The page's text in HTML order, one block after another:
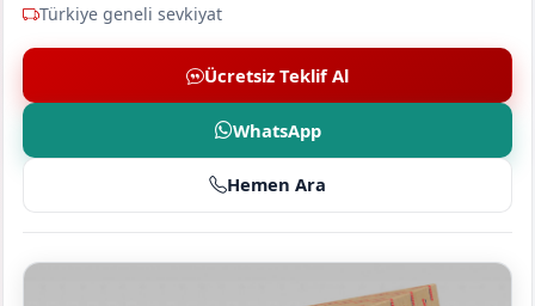
Türkiye geneli sevkiyat
Ücretsiz Teklif Al
WhatsApp
Hemen Ara